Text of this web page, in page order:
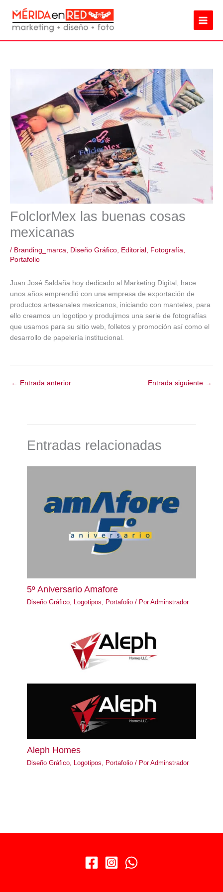
contenido
FolclorMex las buenas cosas
mexicanas
/ Branding_marca Diseño Gráfico Editorial Fotografía
Portafolio
Juan José Saldaña hoy dedicado al Marketing Digital, hace
unos años emprendió con una empresa de exportación de
productos artesanales mexicanos, iniciando con manteles, para
ello creamos un logotipo y produjimos una serie de fotografías
que usamos para su sitio web, folletos y promoción así como el
desarrollo de papelería institucional.
← Entrada anterior Entrada siguiente →
Entradas relacionadas
5º Aniversario Amafore
Diseño Gráfico Logotipos Portafolio / PorAdminstrador
Aleph Homes
Diseño Gráfico Logotipos Portafolio / PorAdminstrador